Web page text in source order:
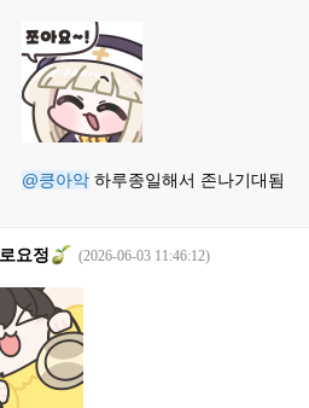
@킁아악 하루종일해서 존나기대됨
로요정 (2026-06-03 11:46:12)